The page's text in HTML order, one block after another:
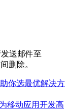
送邮件至
删除。
你选最优解决方
移动应用开发高